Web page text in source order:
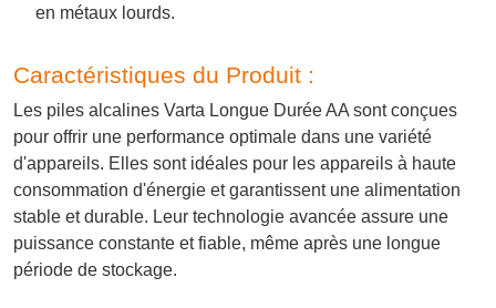
en métaux lourds.
Caractéristiques du Produit :
Les piles alcalines Varta Longue Durée AA sont conçues
pour offrir une performance optimale dans une variété
d'appareils. Elles sont idéales pour les appareils à haute
consommation d'énergie et garantissent une alimentation
stable et durable. Leur technologie avancée assure une
puissance constante et fiable, même après une longue
période de stockage.